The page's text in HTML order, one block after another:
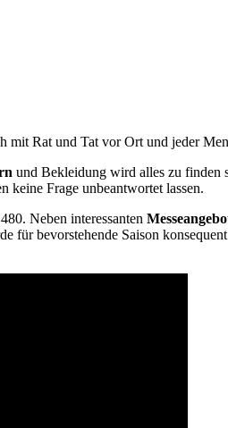
mit Rat und Tat vor Ort und jeder
und Bekleidung wird alles zu finden
keine Frage unbeantwortet lassen.
Neben interessanten
für bevorstehende Saison